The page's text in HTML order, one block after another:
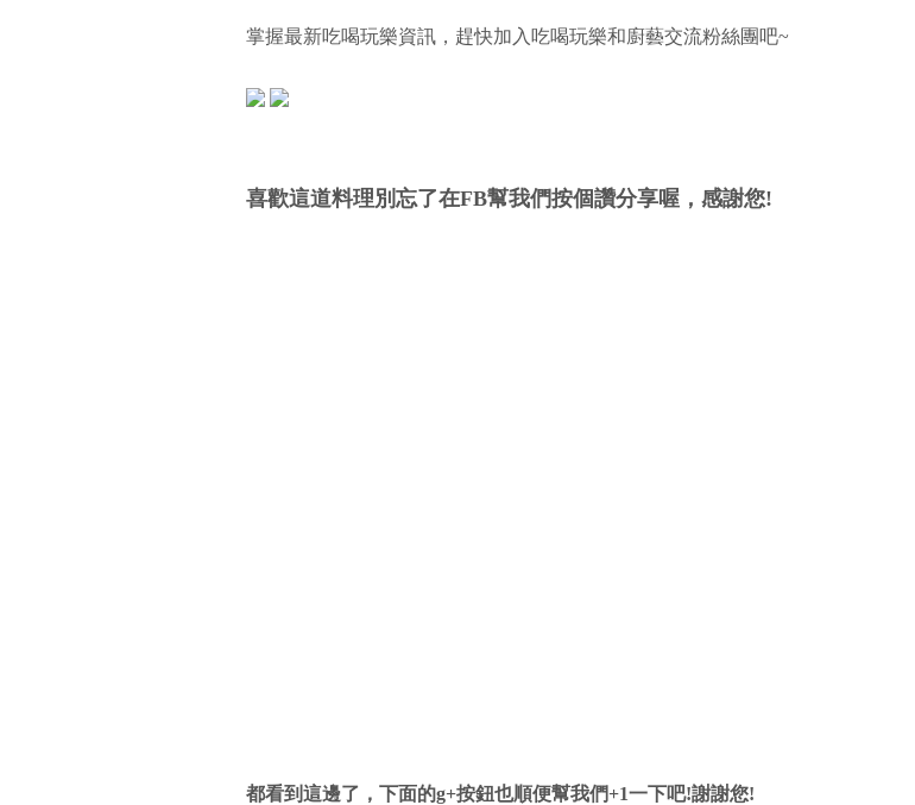
掌握最新吃喝玩樂資訊，趕快加入吃喝玩樂和廚藝交流粉絲團吧~
喜歡這道料理別忘了在FB幫我們按個讚分享喔，感謝您!
都看到這邊了，下面的g+按鈕也順便幫我們+1一下吧!謝謝您!